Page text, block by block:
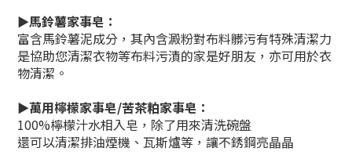
►馬鈴薯家事皂：
富含馬鈴薯泥成分，其內含澱粉對布料髒污有特殊清潔力
是協助您清潔衣物等布料污漬的家是好朋友，亦可用於衣
物清潔。
►萬用檸檬家事皂/苦茶粕家事皂：
100%檸檬汁水相入皂，除了用來清洗碗盤
還可以清潔排油煙機、瓦斯爐等，讓不銹鋼亮晶晶